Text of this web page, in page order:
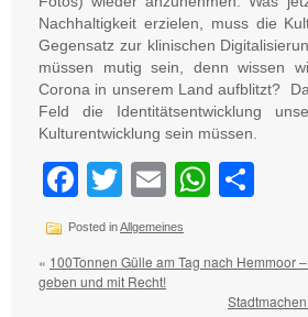
Nachhaltigkeit erzielen, muss die
Gegensatz zur klinischen
müssen mutig sein, denn wissen
Corona in unserem Land aufblitzt?
Feld die Identitätsentwicklung
Kulturentwicklung sein müssen.
Facebook
Twitter
Email
Posted inAllgemeines
« 100Tonnen Gülle am Tag nach Hemmoor
geben und mit Recht!